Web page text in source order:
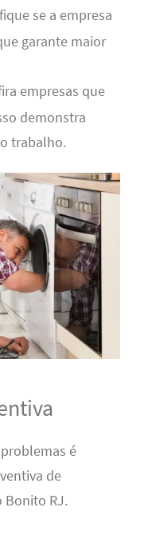
se a empresa
garante maior
empresas que
demonstra
trabalho.
é
de
Bonito RJ.